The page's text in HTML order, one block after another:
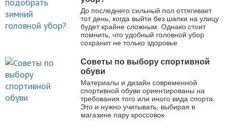
До последнего сильный пол оттягивает
тот день, когда выйти без шапки на улицу
будет крайне сложным. Однако стоит
помнить, что удобный головной убор
сохранит не только здоровье
Советы по выбору спортивной
обуви
Материалы и дизайн современной
спортивной обуви ориентированы на
требования того или иного вида спорта.
Это и нужно учитывать, выбирая в
магазине пару кроссовок